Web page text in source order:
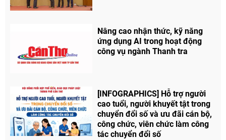
Chia sẻ
Nâng cao nhận thức, kỹ năng
ứng dụng AI trong hoạt động
công vụ ngành Thanh tra
[INFOGRAPHICS] Hỗ trợ người
cao tuổi, người khuyết tật trong
chuyển đổi số và ưu đãi cán bộ,
công chức, viên chức làm công
tác chuyển đổi số